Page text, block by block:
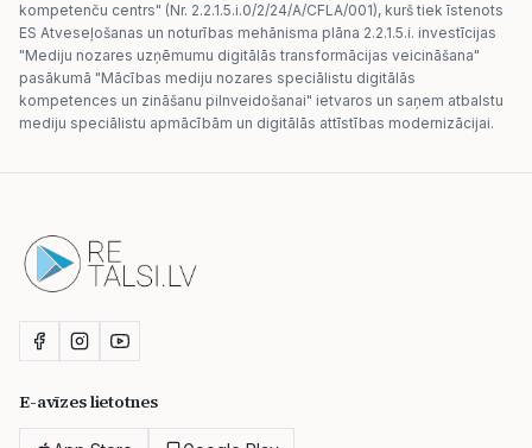
kompetenču centrs" (Nr. 2.2.1.5.i.0/2/24/A/CFLA/001), kurš tiek īstenots
ES Atveseļošanas un noturības mehānisma plāna 2.2.1.5.i. investīcijas
"Mediju nozares uzņēmumu digitālās transformācijas veicināšana"
pasākumā "Mācības mediju nozares speciālistu digitālās
kompetences un zināšanu pilnveidošanai" ietvaros un saņem atbalstu
mediju speciālistu apmācībām un digitālās attīstības modernizācijai.
E-avīzes lietotnes